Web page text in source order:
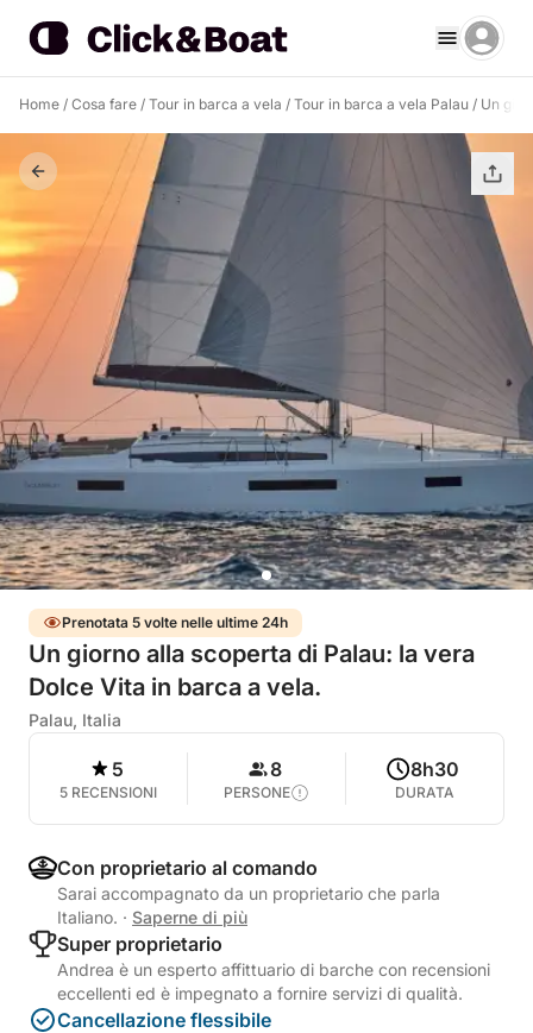
Home / Cosa fare / Tour in barca a vela / Tour in barca a vela Palau / Un
Prenotata 5 volte nelle ultime 24h
Un giorno alla scoperta di Palau: la vera
Dolce Vita in barca a vela.
Palau, Italia
5
5 RECENSIONI
8
PERSONE
8h30
DURATA
Con proprietario al comando
Sarai accompagnato da un proprietario che parla
Italiano. · Saperne di più
Super proprietario
Andrea è un esperto affittuario di barche con recensioni
eccellenti ed è impegnato a fornire servizi di qualità.
Cancellazione flessibile